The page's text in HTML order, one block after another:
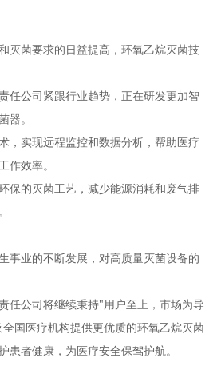
灭菌要求的日益提高，环氧乙烷灭菌技
任公司紧跟行业趋势，正在研发更加智
器。
，实现远程监控和数据分析，帮助医疗
作效率。
保的灭菌工艺，减少能源消耗和废气排
事业的不断发展，对高质量灭菌设备的
任公司将继续秉持"用户至上，市场为导
国医疗机构提供更优质的环氧乙烷灭菌
患者健康，为医疗安全保驾护航。